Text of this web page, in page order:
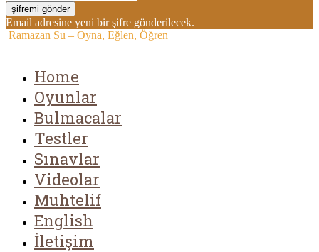
Email adresine yeni bir şifre gönderilecek.
Ramazan Su – Oyna, Eğlen, Öğren
Home
Oyunlar
Bulmacalar
Testler
Sınavlar
Videolar
Muhtelif
English
İletişim